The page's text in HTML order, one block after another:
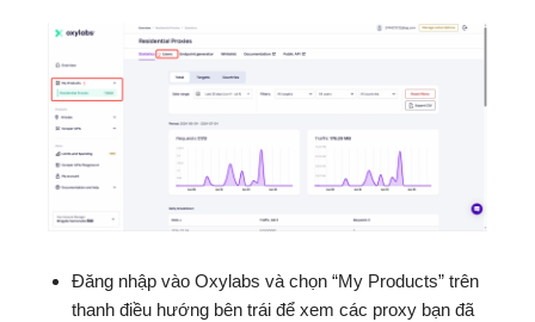
Đăng nhập vào Oxylabs và chọn “My Products” trên
thanh điều hướng bên trái để xem các proxy bạn đã